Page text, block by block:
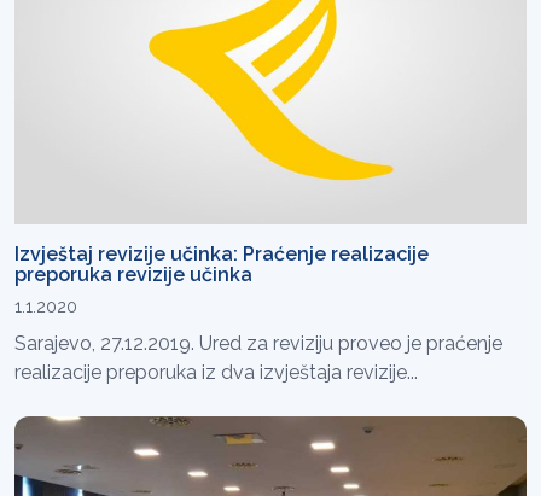
Izvještaj revizije učinka: Praćenje realizacije
preporuka revizije učinka
1.1.2020
Sarajevo, 27.12.2019. Ured za reviziju proveo je praćenje
realizacije preporuka iz dva izvještaja revizije...